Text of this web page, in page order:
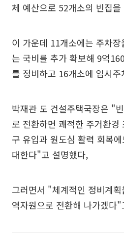
체 예산으로 52개소의 빈집을
이 가운데 11개소에는 주차
는 국비를 추가 확보해 9억
를 정비하고 16개소에 임시
박재관 도 건설주택국장은 "
로 전환하면 쾌적한 주거환경
구 유입과 원도심 활력 회복
대한다"고 설명했다,
그러면서 "체계적인 정비계
역자원으로 전환해 나가겠다